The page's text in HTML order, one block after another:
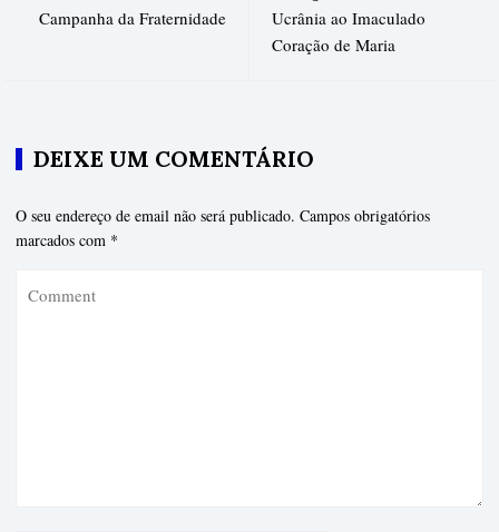
Campanha da Fraternidade
Ucrânia ao Imaculado
Coração de Maria
DEIXE UM COMENTÁRIO
O seu endereço de email não será publicado. Campos obrigatórios
marcados com *